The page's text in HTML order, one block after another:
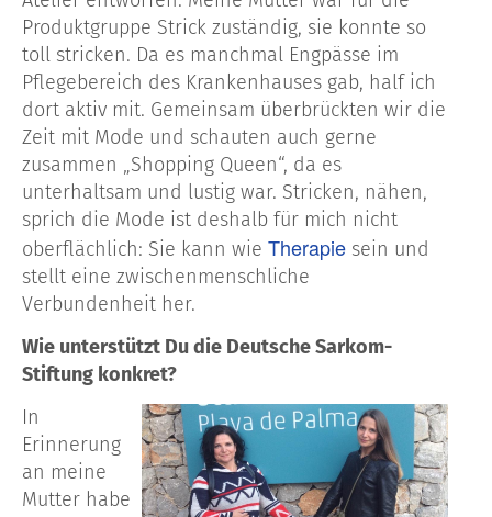
Produktgruppe Strick zuständig, sie konnte so
toll stricken. Da es manchmal Engpässe im
Pflegebereich des Krankenhauses gab, half ich
dort aktiv mit. Gemeinsam überbrückten wir die
Zeit mit Mode und schauten auch gerne
zusammen „Shopping Queen“, da es
unterhaltsam und lustig war. Stricken, nähen,
sprich die Mode ist deshalb für mich nicht
oberflächlich: Sie kann wie Therapie sein und
stellt eine zwischenmenschliche
Verbundenheit her.
Wie unterstützt Du die Deutsche Sarkom-
Stiftung konkret?
In
Erinnerung
an meine
Mutter habe